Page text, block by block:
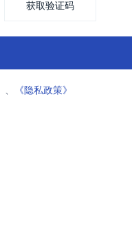
获取验证码
、 《隐私政策》